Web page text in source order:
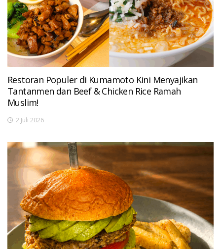
Restoran Populer di Kumamoto Kini Menyajikan
Tantanmen dan Beef & Chicken Rice Ramah
Muslim!
2 Juli 2026